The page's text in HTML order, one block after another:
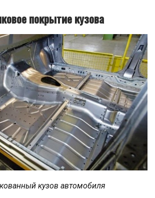
покрытие кузова
кузов автомобиля